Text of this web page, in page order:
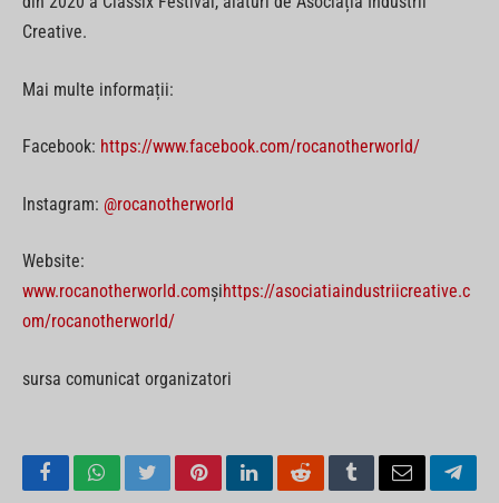
Creative.
Mai multe informații:
Facebook: https://www.facebook.com/rocanotherworld/
Instagram: @rocanotherworld
Website:
www.rocanotherworld.comșihttps://asociatiaindustriicreative.c
om/rocanotherworld/
sursa comunicat organizatori
FacebookWhatsApp
TwitterPinterestLinkedInRedditTumblrEmail